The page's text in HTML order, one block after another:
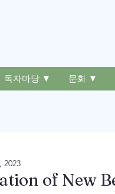
독자마당 ▼ 문화 ▼
of New
2023